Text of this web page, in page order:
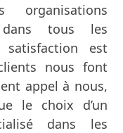
dans tous les
est
nous font
appel à nous,
le choix d’un
dans les